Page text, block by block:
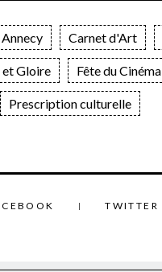
Annecy Carnet d'Art
et Gloire Fête du Cinéma
Prescription culturelle
TWITTER